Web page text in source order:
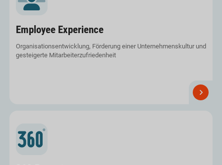
Employee Experience
Organisationsentwicklung, Förderung einer Unternehmenskultur und
gesteigerte Mitarbeiterzufriedenheit